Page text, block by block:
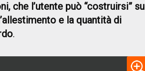
che l’utente può “costruirsi” su
e la quantità di
.